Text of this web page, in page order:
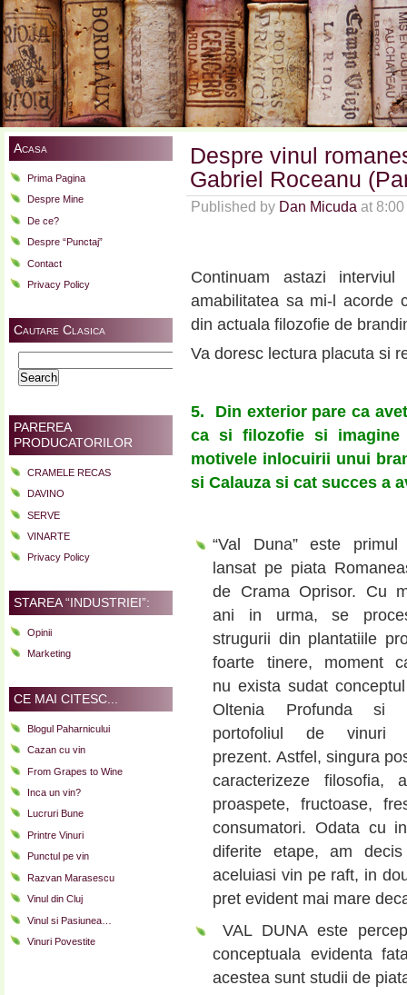
Acasa
Prima Pagina
Despre Mine
De ce?
Despre “Punctaj”
Contact
Privacy Policy
Cautare Clasica
for:
PAREREA
PRODUCATORILOR
CRAMELE RECAS
DAVINO
SERVE
VINARTE
Privacy Policy
STAREA “INDUSTRIEI”:
Opinii
Marketing
CE MAI CITESC...
Blogul Paharnicului
Cazan cu vin
From Grapes to Wine
Inca un vin?
Lucruri Bune
Printre Vinuri
Punctul pe vin
Razvan Marasescu
Vinul din Cluj
Vinul si Pasiunea…
Vinuri Povestite
Despre vinul
Gabriel Roceanu
Published by Dan Micuda at
Continuam astazi
amabilitatea sa mi-l acorde
din actuala filozofie de
Va doresc lectura placuta si
5. Din exterior pare ca
ca si filozofie si
motivele inlocuirii unui
si Calauza si cat succes a
“Val Duna” este primul
lansat pe piata
de Crama Oprisor. Cu
ani in urma, se
strugurii din plantatiile
foarte tinere, moment
nu exista sudat
Oltenia Profunda si
portofoliul de vinuri
prezent. Astfel, singura
caracterizeze filosofia,
proaspete, fructoase,
consumatori. Odata cu
diferite etape, am
aceluiasi vin pe raft, in
pret evident mai mare
VAL DUNA este
conceptuala evidenta
acestea sunt studii de